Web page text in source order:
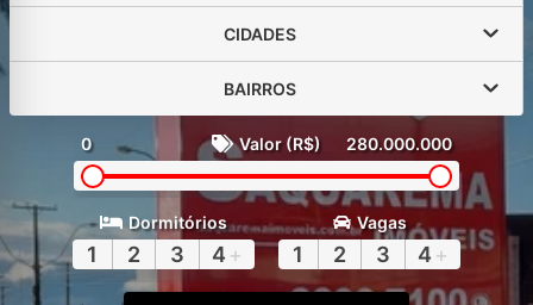
CIDADES
BAIRROS
0 Valor (R$) 280.000.000
Dormitórios
1 2 3 4 +
Vagas
1 2 3 4 +